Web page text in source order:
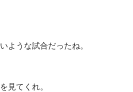
ような試合だったね。
見てくれ。